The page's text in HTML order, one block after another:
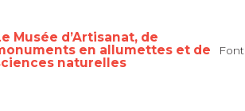
Musée d’Artisanat, de
en allumettes et de
naturelles